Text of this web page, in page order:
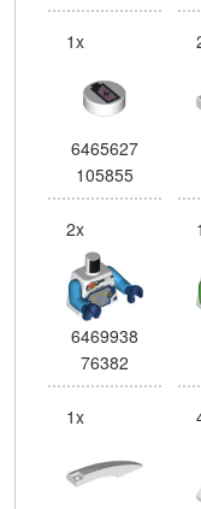
1x
6465627
105855
2x
6469938
76382
1x